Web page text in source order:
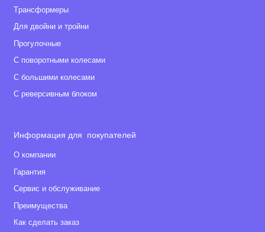
Tрансформеры
Для двойни и тройни
Прогулочные
С поворотными колесами
С большими колесами
С реверсивным блоком
Информация для покупателей
О компании
Гарантия
Сервис и обслуживание
Преимущества
Как сделать заказ